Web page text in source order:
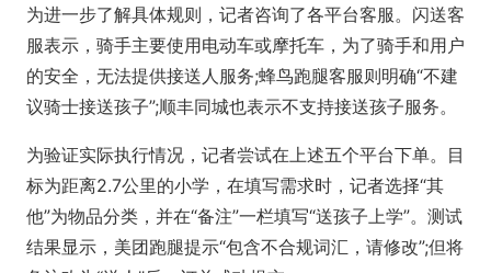
为进一步了解具体规则，记者咨询了各平台客服。闪送客
服表示，骑手主要使用电动车或摩托车，为了骑手和用户
的安全，无法提供接送人服务;蜂鸟跑腿客服则明确“不建
议骑士接送孩子”;顺丰同城也表示不支持接送孩子服务。
为验证实际执行情况，记者尝试在上述五个平台下单。目
标为距离2.7公里的小学，在填写需求时，记者选择“其
他”为物品分类，并在“备注”一栏填写“送孩子上学”。测试
结果显示，美团跑腿提示“包含不合规词汇，请修改”;但将